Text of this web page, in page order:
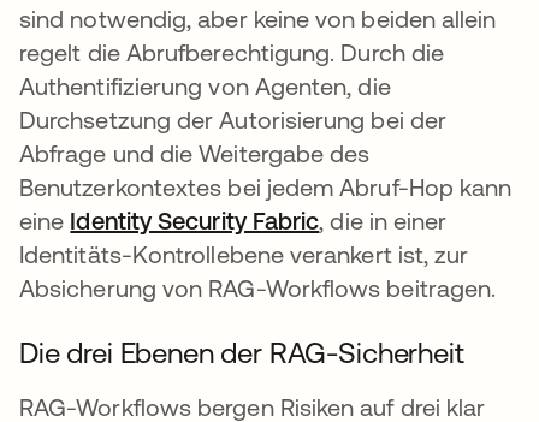
sind notwendig, aber keine von beiden allein
regelt die Abrufberechtigung. Durch die
Authentifizierung von Agenten, die
Durchsetzung der Autorisierung bei der
Abfrage und die Weitergabe des
Benutzerkontextes bei jedem Abruf-Hop kann
eine Identity Security Fabric, die in einer
Identitäts-Kontrollebene verankert ist, zur
Absicherung von RAG-Workflows beitragen.
Die drei Ebenen der RAG-Sicherheit
RAG-Workflows bergen Risiken auf drei klar